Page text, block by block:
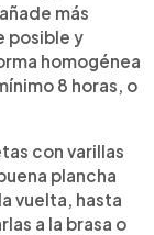
más
posible y
homogénea
8 horas, o
con varillas
plancha
vuelta, hasta
a la brasa o